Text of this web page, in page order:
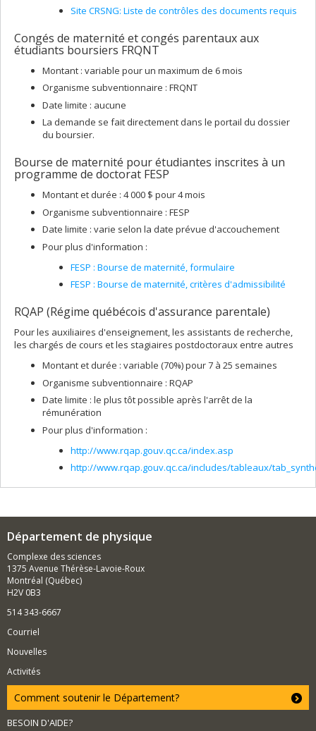
Site CRSNG: Liste de contrôles des documents requis
Congés de maternité et congés parentaux aux
étudiants boursiers FRQNT
Montant : variable pour un maximum de 6 mois
Organisme subventionnaire : FRQNT
Date limite : aucune
La demande se fait directement dans le portail du dossier
du boursier.
Bourse de maternité pour étudiantes inscrites à un
programme de doctorat FESP
Montant et durée : 4 000 $ pour 4 mois
Organisme subventionnaire : FESP
Date limite : varie selon la date prévue d'accouchement
Pour plus d'information :
FESP : Bourse de maternité, formulaire
FESP : Bourse de maternité, critères d'admissibilité
RQAP (Régime québécois d'assurance parentale)
Pour les auxiliaires d'enseignement, les assistants de recherche,
les chargés de cours et les stagiaires postdoctoraux entre autres
Montant et durée : variable (70%) pour 7 à 25 semaines
Organisme subventionnaire : RQAP
Date limite : le plus tôt possible après l'arrêt de la
rémunération
Pour plus d'information :
http://www.rqap.gouv.qc.ca/index.asp
http://www.rqap.gouv.qc.ca/includes/tableaux/
Département de physique
Complexe des sciences
1375 Avenue Thérèse-Lavoie-Roux
Montréal (Québec)
H2V 0B3
514 343-6667
Courriel
Nouvelles
Activités
Comment soutenir le Département?
BESOIN D'AIDE?